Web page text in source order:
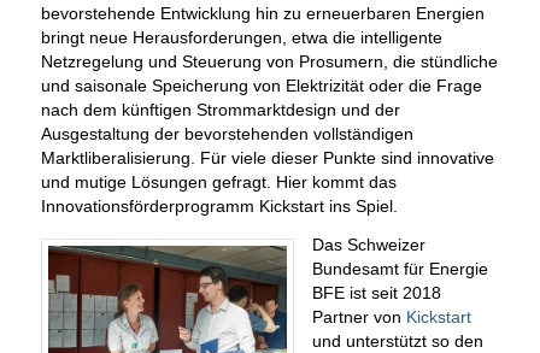
bevorstehende Entwicklung hin zu erneuerbaren Energien
bringt neue Herausforderungen, etwa die intelligente
Netzregelung und Steuerung von Prosumern, die stündliche
und saisonale Speicherung von Elektrizität oder die Frage
nach dem künftigen Strommarktdesign und der
Ausgestaltung der bevorstehenden vollständigen
Marktliberalisierung. Für viele dieser Punkte sind innovative
und mutige Lösungen gefragt. Hier kommt das
Innovationsförderprogramm Kickstart ins Spiel.
Das Schweizer
Bundesamt für Energie
BFE ist seit 2018
Partner von Kickstart
und unterstützt so den